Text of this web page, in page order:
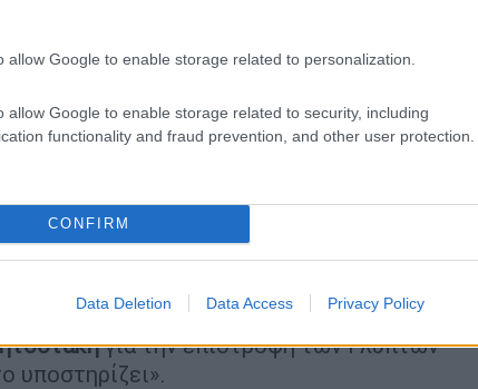
allow Google to enable storage related to personalization.
allow Google to enable storage related to security, including
functionality and fraud prevention, and other user protection.
CONFIRM
Data Deletion Data Access Privacy Policy
με τους συνεργάτες του αντίγραφο
συνολικά που υπήρχαν στοαέτωμα
the same Greek marble used on
unveiled in London on Tuesday as
Museum begin
October 31, 2022
της ΒρετανίαςΛιζ Τρας
είχε
για την επιστροφή των Γλυπτών
υποστηρίζει».